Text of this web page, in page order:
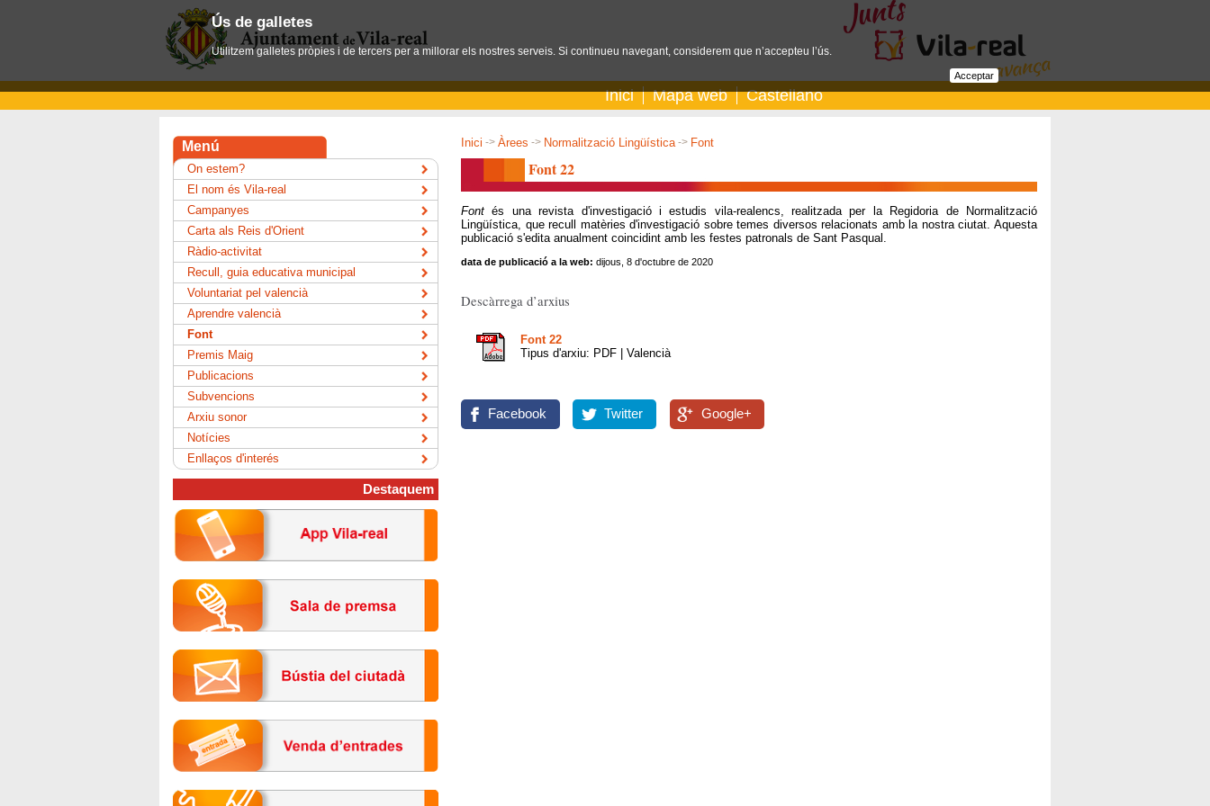
Inici Mapa web Castellano
Inici -> Àrees -> Normalització Lingüística -> Font
Font 22
Font és una revista d'investigació i estudis vila-realencs, realitzada per la Regidoria de Normalització
Lingüística, que recull matèries d'investigació sobre temes diversos relacionats amb la nostra ciutat. Aquesta
publicació s'edita anualment coincidint amb les festes patronals de Sant Pasqual.
data de publicació a la web: dijous, 8 d'octubre de 2020
Descàrrega d’arxius
Font 22
Tipus d'arxiu: PDF | Valencià
Facebook Twitter Google+
Menú
On estem?
El nom és Vila-real
Campanyes
Carta als Reis d'Orient
Ràdio-activitat
Recull, guia educativa municipal
Voluntariat pel valencià
Aprendre valencià
Font
Premis Maig
Publicacions
Subvencions
Arxiu sonor
Notícies
Enllaços d'interés
Destaquem
Ús de galletes
Utilitzem galletes pròpies i de tercers per a millorar els nostres serveis. Si continueu navegant, considerem que n’accepteu l’ús.
Acceptar